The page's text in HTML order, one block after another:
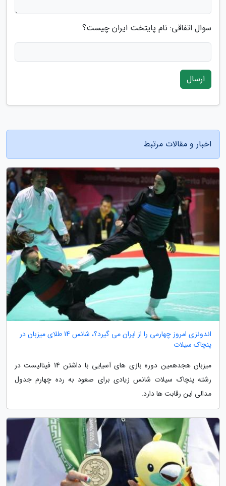
سوال اتفاقی: نام پایتخت ایران چیست؟
ارسال
اخبار و مقالات مرتبط
اندونزی امروز چهارمی را از ایران می گیرد؟، شانس 14 طلای میزبان در
پنچاک سیلات
میزبان هجدهمین دوره بازی های آسیایی با داشتن 14 فینالیست در
رشته پنچاک سیلات شانس زیادی برای صعود به رده چهارم جدول
مدالی این رقابت ها دارد.